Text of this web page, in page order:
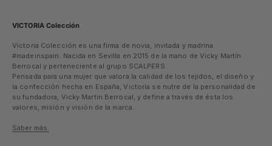
VICTORIA Colección
Victoria Colección es una firma de novia, invitada y madrina
#madeinspain. Nacida en Sevilla en 2015 de la mano de Vicky Martín
Berrocal y perteneciente al grupo SCALPERS.
Pensada para una mujer que valora la calidad de los tejidos, el diseño y
la confección hecha en España, Victoria se nutre de la personalidad de
su fundadora, Vicky Martin Berrocal, y define a través de ésta los
valores, misión y visión de la marca.
Saber más.